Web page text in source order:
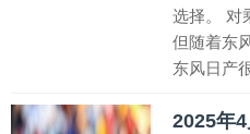
选择。 对
但随着东
东风日产